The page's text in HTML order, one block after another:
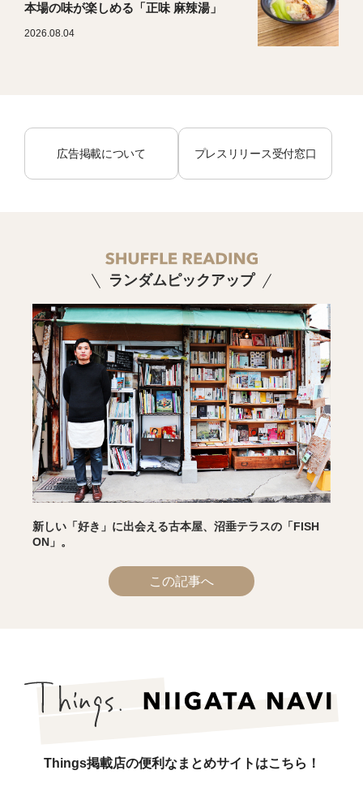
本場の味が楽しめる「正味 麻辣湯」
2026.08.04
広告掲載について プレスリリース受付窓口
ランダムピックアップ
新しい「好き」に出会える古本屋、沼垂テラスの「FISH
ON」。
この記事へ
Things掲載店の便利なまとめサイトはこちら！